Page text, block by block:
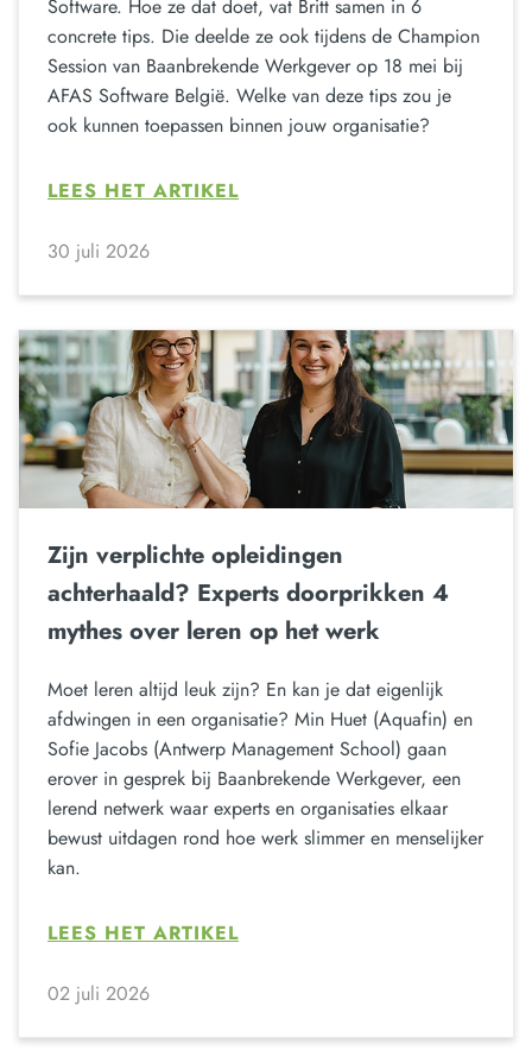
Software. Hoe ze dat doet, vat Britt samen in 6
concrete tips. Die deelde ze ook tijdens de Champion
Session van Baanbrekende Werkgever op 18 mei bij
AFAS Software België. Welke van deze tips zou je
ook kunnen toepassen binnen jouw organisatie?
LEES HET ARTIKEL
30 juli 2026
Zijn verplichte opleidingen
achterhaald? Experts doorprikken 4
mythes over leren op het werk
Moet leren altijd leuk zijn? En kan je dat eigenlijk
afdwingen in een organisatie? Min Huet (Aquafin) en
Sofie Jacobs (Antwerp Management School) gaan
erover in gesprek bij Baanbrekende Werkgever, een
lerend netwerk waar experts en organisaties elkaar
bewust uitdagen rond hoe werk slimmer en menselijker
kan.
LEES HET ARTIKEL
02 juli 2026